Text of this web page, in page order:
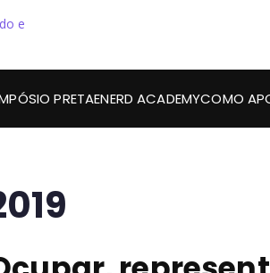
Preta, Nerd
PRETAENERD ACADEMYCOMO